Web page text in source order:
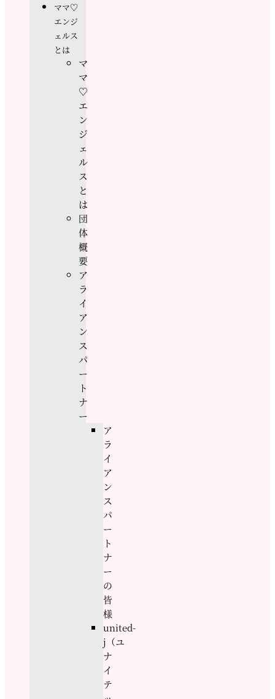
ママ♡
エンジ
ェルス
とは
マ
マ
♡
エ
ン
ジ
ェ
ル
ス
と
は
団
体
概
要
ア
ラ
イ
ア
ン
ス
パ
ー
ト
ナ
ー
ア
ラ
イ
ア
ン
ス
パ
ー
ト
ナ
ー
の
皆
様
united-
j（ユ
ナ
イ
テ